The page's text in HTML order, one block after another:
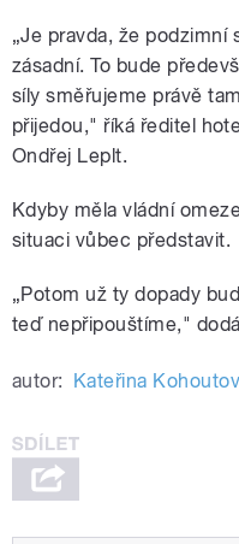
„Je pravda, že podzimní
zásadní. To bude
síly směřujeme právě
přijedou," říká ředitel
Ondřej Leplt.
Kdyby měla vládní
situaci vůbec představit.
„Potom už ty dopady
teď nepřipouštíme,"
autor: Kateřina